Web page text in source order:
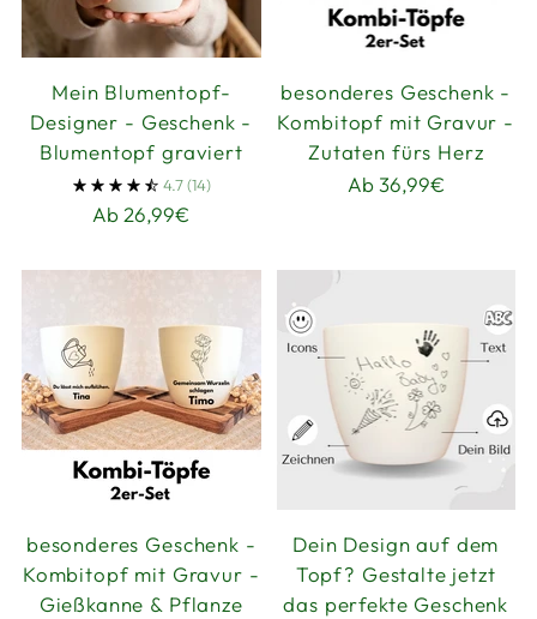
Mein Blumentopf-
Designer - Geschenk -
Blumentopf graviert
4.7 (14)
Ab 26,99€
besonderes Geschenk -
Kombitopf mit Gravur -
Zutaten fürs Herz
Ab 36,99€
besonderes Geschenk -
Kombitopf mit Gravur -
Gießkanne & Pflanze
Dein Design auf dem
Topf? Gestalte jetzt
das perfekte Geschenk